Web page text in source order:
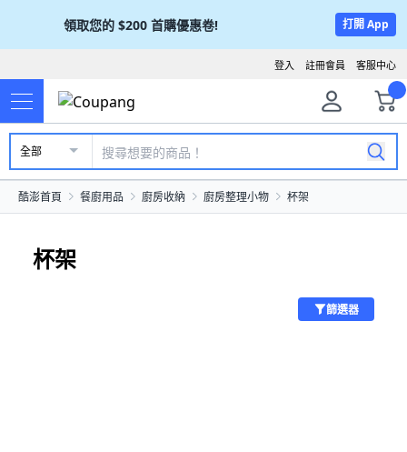
領取您的 $200 首購優惠卷! 打開 App
客服中心
註冊會員
登入
全部
酷澎首頁 餐廚用品 廚房收納 廚房整理小物 杯架
杯架
篩選器